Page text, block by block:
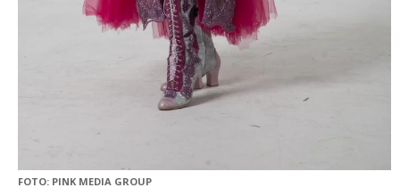
FOTO: PINK MEDIA GROUP